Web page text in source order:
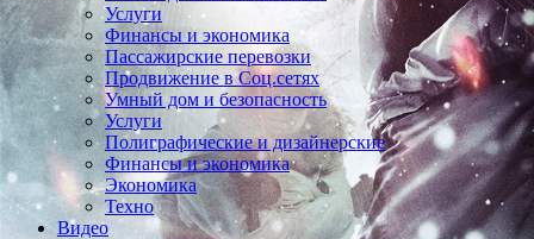
Услуги
Финансы и экономика
Пассажирские перевозки
Продвижение в Соц.сетях
Умный дом и безопасность
Услуги
Полиграфические и дизайнерские
Финансы и экономика
Экономика
Техно
Видео